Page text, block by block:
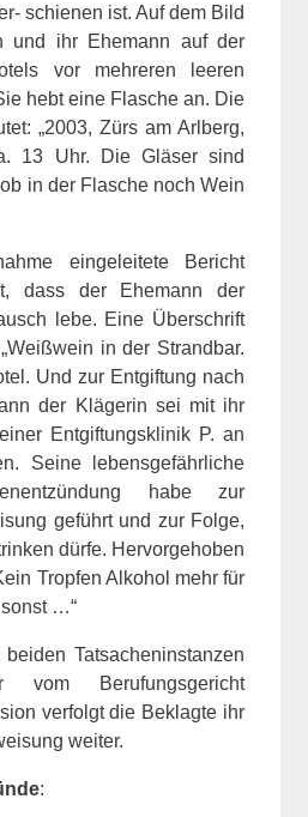
schienen ist. Auf dem Bild
und ihr Ehemann auf der
vor mehreren leeren
hebt eine Flasche an. Die
„2003, Zürs am Arlberg,
13 Uhr. Die Gläser sind
in der Flasche noch Wein
eingeleitete Bericht
dass der Ehemann der
lebe. Eine Überschrift
in der Strandbar.
Und zur Entgiftung nach
der Klägerin sei mit ihr
Entgiftungsklinik P. an
Seine lebensgefährliche
habe zur
geführt und zur Folge,
dürfe. Hervorgehoben
Tropfen Alkohol mehr für
sonst …“
Tatsacheninstanzen
Berufungsgericht
verfolgt die Beklagte ihr
weiter.
: